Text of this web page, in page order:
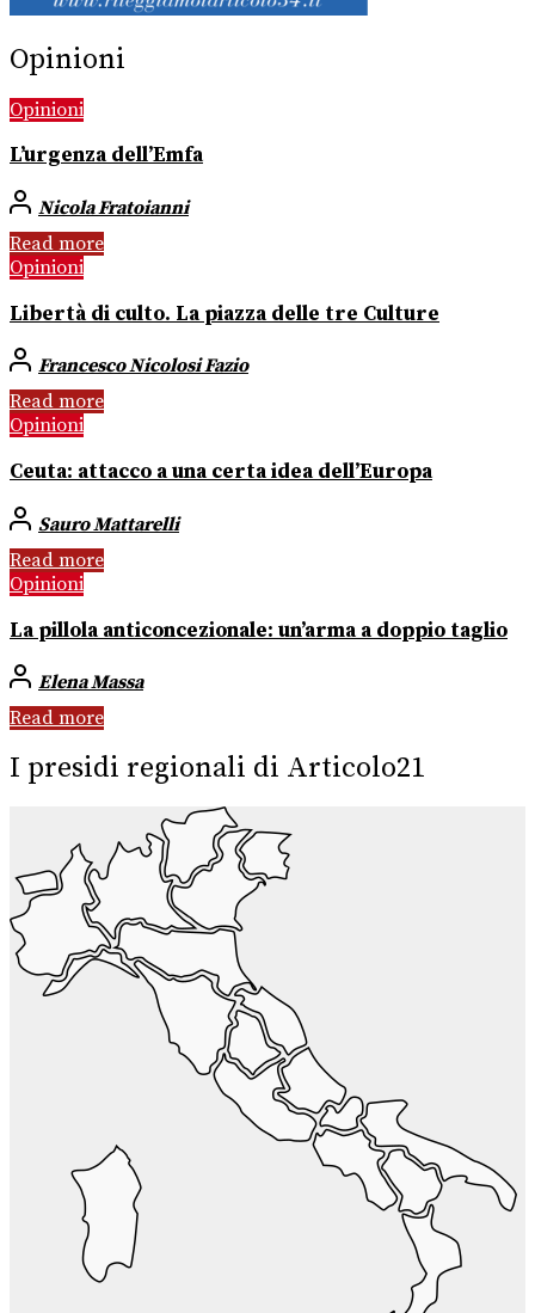
Opinioni
Opinioni
L’urgenza dell’Emfa
Nicola Fratoianni
Read more
Opinioni
Libertà di culto. La piazza delle tre Culture
Francesco Nicolosi Fazio
Read more
Opinioni
Ceuta: attacco a una certa idea dell’Europa
Sauro Mattarelli
Read more
Opinioni
La pillola anticoncezionale: un’arma a doppio taglio
Elena Massa
Read more
I presidi regionali di Articolo21